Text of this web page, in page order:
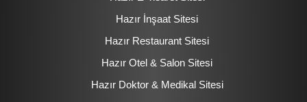
Hazır İnşaat Sitesi
Hazır Restaurant Sitesi
Hazır Otel & Salon Sitesi
Hazır Doktor & Medikal Sitesi